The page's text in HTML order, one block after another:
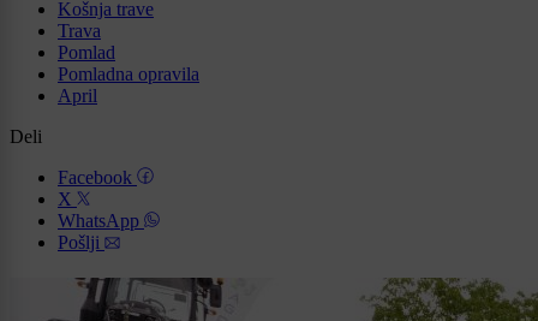
Košnja trave
Trava
Pomlad
Pomladna opravila
April
Deli
Facebook
X
WhatsApp
Pošlji